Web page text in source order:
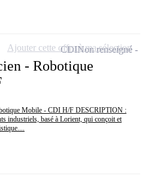
- Robotique
Mobile - CDI H/F DESCRIPTION :
industriels, basé à Lorient, qui conçoit et
CDINon renseigné
Ajouter cette offre à ma sélection